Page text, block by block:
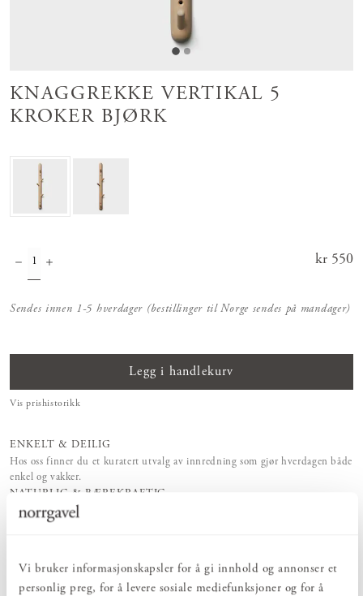
Vi bruker informasjonskapsler for å gi innhold og annonser et
personlig preg, for å levere sosiale mediefunksjoner og for å
KNAGGREKKE VERTIKAL 5
KROKER BJØRK
Pris:
kr 550
Sendes innen 1-5 hverdager (bestillinger til Norge sendes på mandager)
Legg i handlekurv
Vis prishistorikk
ENKELT & DEILIG
Hos oss finner du et kuratert utvalg av innredning som gjør hverdagen både
enkel og vakker.
NATURLIG & BÆREKRAFTIG
Bruks- og innredningsdetaljer som konsekvent er laget av bærekraftige
helhetsopplevelse.